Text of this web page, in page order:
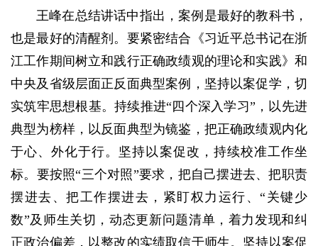
王峰在总结讲话中指出，案例是最好的教科书，
也是最好的清醒剂。要紧密结合《习近平总书记在浙
江工作期间树立和践行正确政绩观的理论和实践》和
中央及省级层面正反面典型案例，坚持以案促学，切
实筑牢思想根基。持续推进“四个深入学习”，以先进
典型为榜样，以反面典型为镜鉴，把正确政绩观内化
于心、外化于行。坚持以案促改，持续校准工作坐
标。要按照“三个对照”要求，把自己摆进去、把职责
摆进去、把工作摆进去，紧盯权力运行、“关键少
数”及师生关切，动态更新问题清单，着力发现和纠
正政治偏差，以整改的实绩取信于师生。坚持以案促